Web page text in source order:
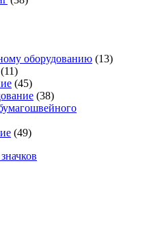
оборудованию (13)
(11)
(45)
(38)
(49)